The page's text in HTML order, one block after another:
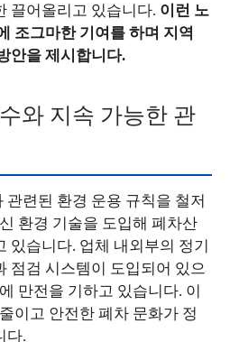
끌어올리고 있습니다. 이런 노
조그마한 기여를 하며 지역
안을 제시합니다.
와 지속 가능한 관
련된 환경 운용 규칙을 철저
환경 기술을 도입해 폐차산
있습니다. 업체 내외부의 정기
점검 시스템이 도입되어 있으
만전을 기하고 있습니다. 이
이고 안전한 폐차 문화가 정
다.